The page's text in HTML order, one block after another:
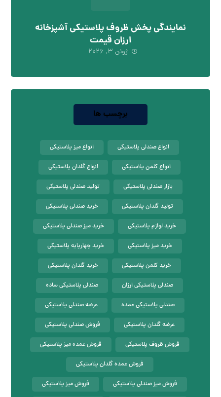
نمایندگی پخش ظروف پلاستیکی آشپزخانه
ارزان قیمت
ژوئن ۳, ۲۰۲۶
برچسب ها
انواع صندلی پلاستیکی انواع میز پلاستیکی
انواع کلمن پلاستیکی انواع گلدان پلاستیکی
بازار صندلی پلاستیکی تولید صندلی پلاستیکی
تولید گلدان پلاستیکی خرید صندلی پلاستیکی
خرید لوازم پلاستیکی خرید میز صندلی پلاستیکی
خرید میز پلاستیکی خرید چهارپایه پلاستیکی
خرید کلمن پلاستیکی خرید گلدان پلاستیکی
صندلی پلاستیکی ارزان صندلی پلاستیکی ساده
صندلی پلاستیکی عمده عرضه صندلی پلاستیکی
عرضه گلدان پلاستیکی فروش صندلی پلاستیکی
فروش ظروف پلاستیکی فروش عمده میز پلاستیکی
فروش عمده گلدان پلاستیکی
فروش میز صندلی پلاستیکی فروش میز پلاستیکی